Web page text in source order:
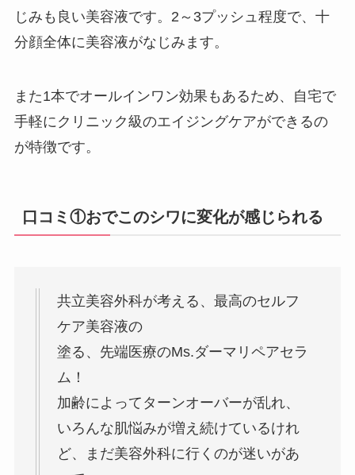
じみも良い美容液です。2～3プッシュ程度で、十
分顔全体に美容液がなじみます。
また1本でオールインワン効果もあるため、自宅で
手軽にクリニック級のエイジングケアができるの
が特徴です。
口コミ①おでこのシワに変化が感じられる
共立美容外科が考える、最高のセルフ
ケア美容液の
塗る、先端医療のMs.ダーマリペアセラ
ム！
加齢によってターンオーバーが乱れ、
いろんな肌悩みが増え続けているけれ
ど、まだ美容外科に行くのが迷いがあ